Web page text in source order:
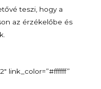
teszi, hogy a
az érzékelőbe és
link_color=”#ffffff”